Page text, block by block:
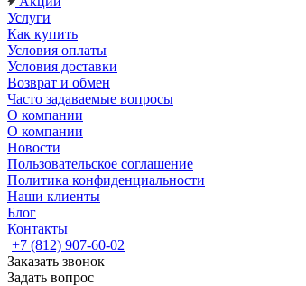
Услуги
Как купить
Условия оплаты
Условия доставки
Возврат и обмен
Часто задаваемые вопросы
О компании
О компании
Новости
Пользовательское соглашение
Политика конфиденциальности
Наши клиенты
Блог
Контакты
+7 (812) 907-60-02
Заказать звонок
Задать вопрос